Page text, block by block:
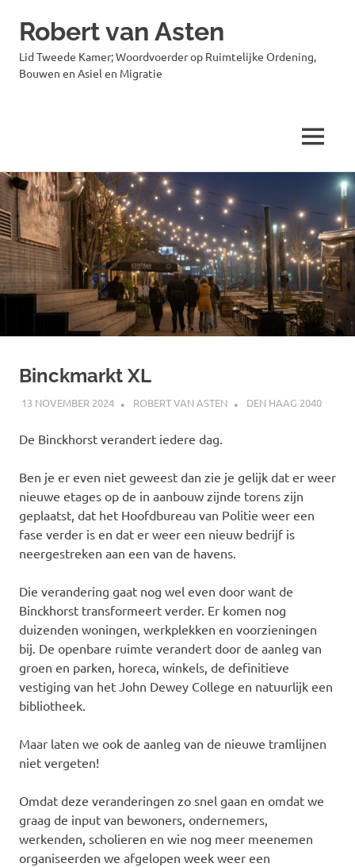
Ga
naar
de
inhoud
Robert van Asten
Lid Tweede Kamer; Woordvoerder op Ruimtelijke Ordening,
Bouwen en Asiel en Migratie
MENU
Binckmarkt XL
13 NOVEMBER 2024 ROBERT VAN ASTEN DEN HAAG 2040
De Binckhorst verandert iedere dag.
Ben je er even niet geweest dan zie je gelijk dat er weer
nieuwe etages op de in aanbouw zijnde torens zijn
geplaatst, dat het Hoofdbureau van Politie weer een
fase verder is en dat er weer een nieuw bedrijf is
neergestreken aan een van de havens.
Die verandering gaat nog wel even door want de
Binckhorst transformeert verder. Er komen nog
duizenden woningen, werkplekken en voorzieningen
bij. De openbare ruimte verandert door de aanleg van
groen en parken, horeca, winkels, de definitieve
vestiging van het John Dewey College en natuurlijk een
bibliotheek.
Maar laten we ook de aanleg van de nieuwe tramlijnen
niet vergeten!
Omdat deze veranderingen zo snel gaan en omdat we
graag de input van bewoners, ondernemers,
werkenden, scholieren en wie nog meer meenemen
organiseerden we afgelopen week weer een